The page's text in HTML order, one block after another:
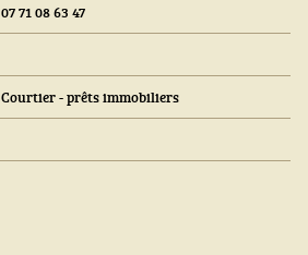
07 71 08 63 47
Courtier - prêts immobiliers